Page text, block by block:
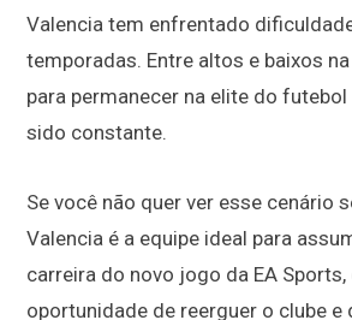
Valencia tem enfrentado
temporadas. Entre altos e baixos na
para permanecer na elite do
sido constante.
Se você não quer ver esse cenário
Valencia é a equipe ideal para
carreira do novo jogo da EA
oportunidade de reerguer o clube e